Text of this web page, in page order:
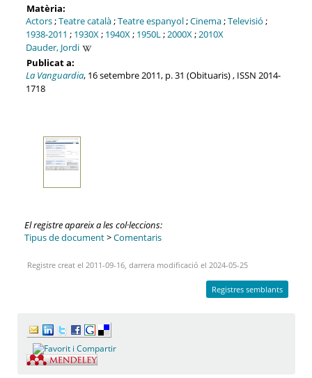
Matèria:
Actors;Teatre català;Teatre espanyol;Cinema;Televisió ;
1938-2011 ; 1930X; 1940X; 1950L;2000X;2010X
Dauder, Jordi
Publicat a:
La Vanguardia, 16 setembre 2011, p. 31 (Obituaris) , ISSN 2014-
1718
El registre apareix a les col·leccions:
Tipus de document>Comentaris
Registre creat el 2011-09-16, darrera modificació el 2024-05-25
Registres semblants